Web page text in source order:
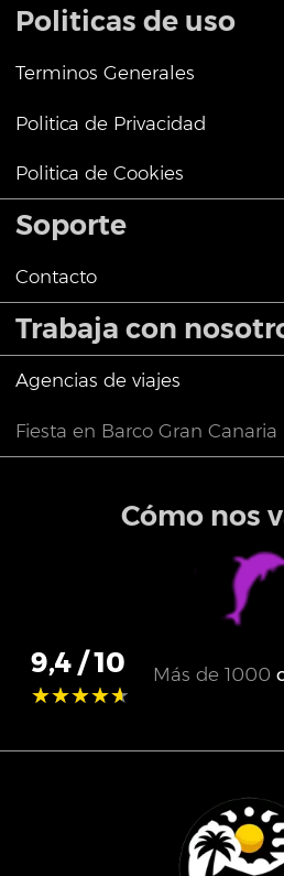
Politicas de uso
Terminos Generales
Politica de Privacidad
Politica de Cookies
Soporte
Contacto
Trabaja con
Agencias de viajes
Fiesta en Barco Gran Canaria
Cómo nos
9,4 / 10
★★★★★
★★★★★
Más de 1000